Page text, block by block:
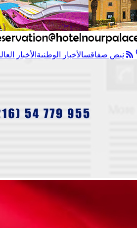
نبض صفاقسالأخبار الوطنية الأخبار